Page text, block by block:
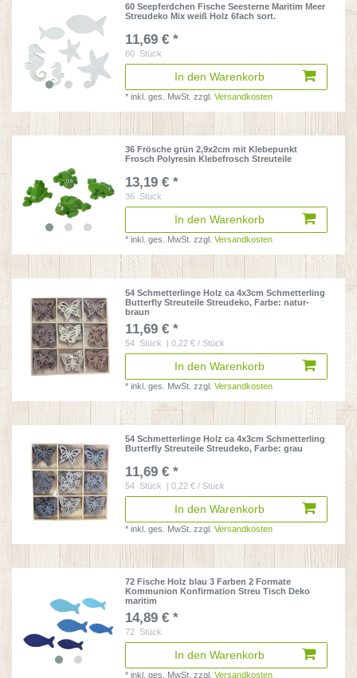
60 Seepferdchen Fische Seesterne Maritim Meer
Streudeko Mix weiß Holz 6fach sort.
11,69 € *
60 Stück
In den Warenkorb
*inkl. ges. MwSt. zzgl.Versandkosten
36 Frösche grün 2,9x2cm mit Klebepunkt
Frosch Polyresin Klebefrosch Streuteile
13,19 € *
36 Stück
In den Warenkorb
*inkl. ges. MwSt. zzgl.Versandkosten
54 Schmetterlinge Holz ca 4x3cm Schmetterling
Butterfly Streuteile Streudeko, Farbe: natur-
braun
11,69 € *
54 Stück | 0,22 € / Stück
In den Warenkorb
*inkl. ges. MwSt. zzgl.Versandkosten
54 Schmetterlinge Holz ca 4x3cm Schmetterling
Butterfly Streuteile Streudeko, Farbe: grau
11,69 € *
54 Stück | 0,22 € / Stück
In den Warenkorb
*inkl. ges. MwSt. zzgl.Versandkosten
72 Fische Holz blau 3 Farben 2 Formate
Kommunion Konfirmation Streu Tisch Deko
maritim
14,89 € *
72 Stück
In den Warenkorb
*inkl. ges. MwSt. zzgl.Versandkosten